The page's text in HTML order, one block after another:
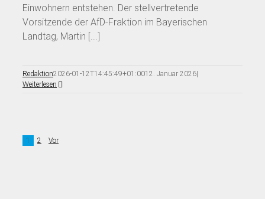
Einwohnern entstehen. Der stellvertretende
Vorsitzende der AfD-Fraktion im Bayerischen
Landtag, Martin [...]
Redaktion2026-01-12T14:45:49+01:0012. Januar 2026|
Weiterlesen
1 2 Vor